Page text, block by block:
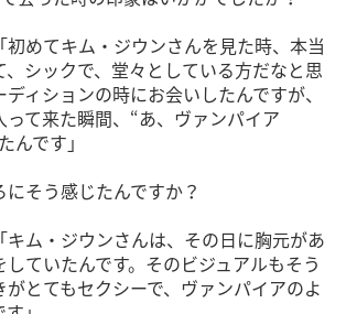
初めてキム・ジウンさんを見た時、本当
、シックで、堂々としている方だなと思
ィションの時にお会いしたんですが、
って来た瞬間、“あ、ヴァンパイア
んです」
そう感じたんですか？
キム・ジウンさんは、その日に胸元があ
ていたんです。そのビジュアルもそう
とてもセクシーで、ヴァンパイアのよ